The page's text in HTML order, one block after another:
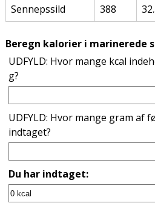
Sennepssild
388
Beregn kalorier i marinerede
UDFYLD: Hvor mange kcal
g?
UDFYLD: Hvor mange gram af
indtaget?
Du har indtaget: